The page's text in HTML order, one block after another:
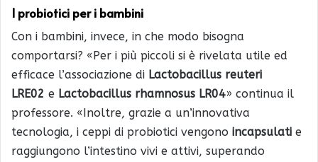
I probiotici per i bambini
Con i bambini, invece, in che modo bisogna
comportarsi? «Per i più piccoli si è rivelata utile ed
efficace l’associazione di Lactobacillus reuteri
LRE02 e Lactobacillus rhamnosus LR04» continua il
professore. «Inoltre, grazie a un’innovativa
tecnologia, i ceppi di probiotici vengono incapsulati e
raggiungono l’intestino vivi e attivi, superando